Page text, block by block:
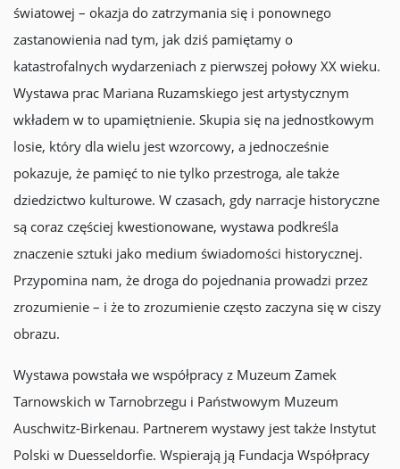
światowej – okazja do zatrzymania się i ponownego
zastanowienia nad tym, jak dziś pamiętamy o
katastrofalnych wydarzeniach z pierwszej połowy XX wieku.
Wystawa prac Mariana Ruzamskiego jest artystycznym
wkładem w to upamiętnienie. Skupia się na jednostkowym
losie, który dla wielu jest wzorcowy, a jednocześnie
pokazuje, że pamięć to nie tylko przestroga, ale także
dziedzictwo kulturowe. W czasach, gdy narracje historyczne
są coraz częściej kwestionowane, wystawa podkreśla
znaczenie sztuki jako medium świadomości historycznej.
Przypomina nam, że droga do pojednania prowadzi przez
zrozumienie – i że to zrozumienie często zaczyna się w ciszy
obrazu.
Wystawa powstała we współpracy z Muzeum Zamek
Tarnowskich w Tarnobrzegu i Państwowym Muzeum
Auschwitz-Birkenau. Partnerem wystawy jest także Instytut
Polski w Duesseldorfie. Wspierają ją Fundacja Współpracy